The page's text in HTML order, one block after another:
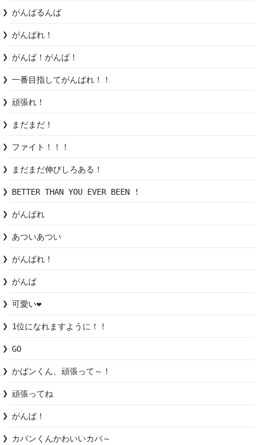
がんばるんば
がんばれ！
がんば！がんば！
一番目指してがんばれ！！
頑張れ！
まだまだ！
ファイト！！！
まだまだ伸びしろある！
BETTER THAN YOU EVER BEEN !
がんばれ
あついあつい
がんばれ！
がんば
可愛い❤️
1位になれますように！！
GO
かばンくん、頑張って～！
頑張ってね
がんば！
カバンくんかわいいカバ～